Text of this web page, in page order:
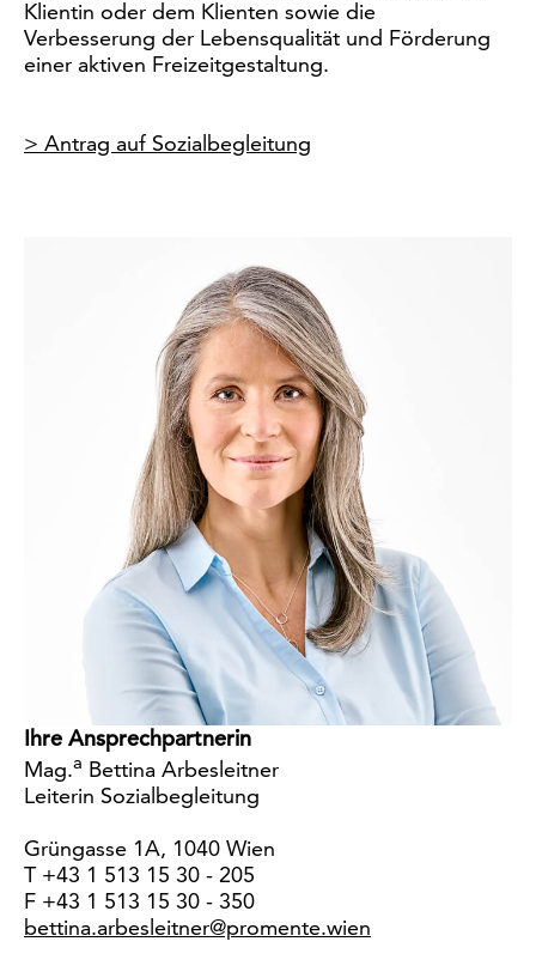
Klientin oder dem Klienten sowie die
Verbesserung der Lebensqualität und Förderung
einer aktiven Freizeitgestaltung.
> Antrag auf Sozialbegleitung
Ihre Ansprechpartnerin
Mag.a Bettina Arbesleitner
Leiterin Sozialbegleitung
Grüngasse 1A, 1040 Wien
T +43 1 513 15 30 - 205
F +43 1 513 15 30 - 350
bettina.arbesleitner@promente.wien